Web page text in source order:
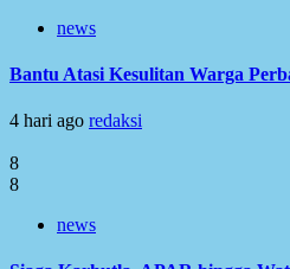
news
Bantu Atasi Kesulitan Warga
4 hari ago redaksi
8
8
news